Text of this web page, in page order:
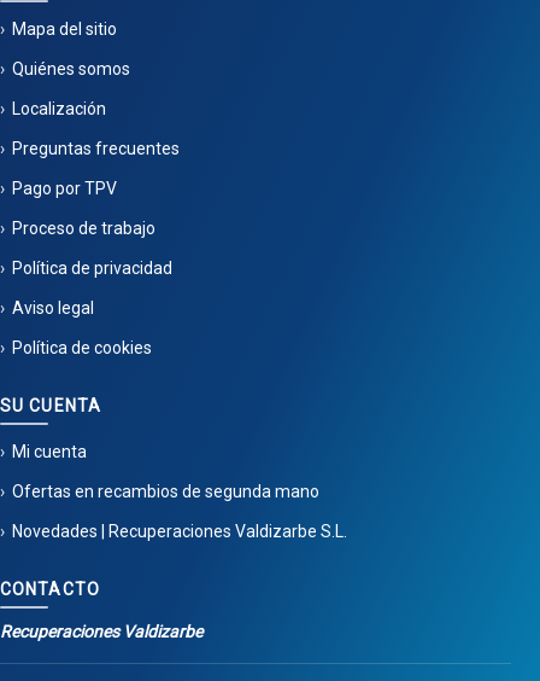
Mapa del sitio
Quiénes somos
Localización
Preguntas frecuentes
Pago por TPV
Proceso de trabajo
Política de privacidad
Aviso legal
Política de cookies
SU CUENTA
Mi cuenta
Ofertas en recambios de segunda mano
Novedades | Recuperaciones Valdizarbe S.L.
CONTACTO
Recuperaciones Valdizarbe